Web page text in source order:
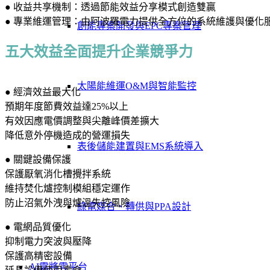
創能專案開發與EPC專案管理
太陽能維運O&M與智能監控
表後儲能建置與EMS系統導入
綠電媒合、轉供與PPA設計
AI電將雲平台
● 收益共享機制：透過節能效益分享模式創造雙贏
● 專業維運管理：由阿波羅電力提供全方位的系統維護與優化
五大效益全面提升企業競爭力
● 經濟效益最大化
預期年度節費效益達25%以上
有效因應電價調整與尖離峰價差擴大
降低意外停機造成的營運損失
● 關鍵設備保護
保護厭氧消化槽攪拌系統
維持焚化爐控制模組穩定運作
防止沼氣外洩與爐溫失控風險
● 電網品質優化
抑制電力突波與壓降
保護高精密設備